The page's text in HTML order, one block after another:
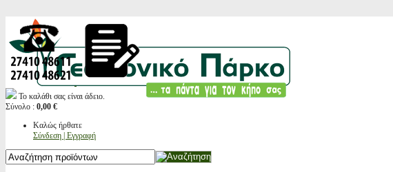
Το καλάθι σας είναι άδειο.
Σύνολο : 0,00 €
Καλώς ήρθατε
Σύνδεση | Εγγραφή